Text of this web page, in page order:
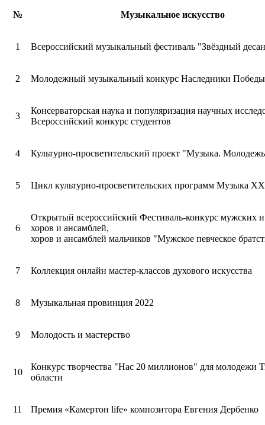
№ Музыкальное искусство
1 Всероссийский музыкальный фестиваль "Звёздный
2 Молодежный музыкальный конкурс Наследники Победы
3
Консерваторская наука и популяризация научных
Всероссийский конкурс студентов
4 Культурно-просветительский проект "Музыка.
5 Цикл культурно-просветительских программ Музыка
6
Открытый всероссийский Фестиваль-конкурс мужских
хоров и ансамблей,
хоров и ансамблей мальчиков "Мужское певческое
7 Коллекция онлайн мастер-классов духового искусства
8 Музыкальная провинция 2022
9 Молодость и мастерство
10
Конкурс творчества "Нас 20 миллионов" для молодежи
области
11 Премия «Камертон life» композитора Евгения Дербенко